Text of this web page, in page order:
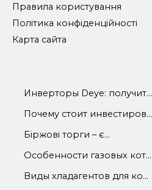
Правила користування
Політика конфіденційності
Карта сайта
Инверторы Deye: получит...
Почему стоит инвестиров...
Біржові торги – є...
Особенности газовых кот...
Виды хладагентов для ко...